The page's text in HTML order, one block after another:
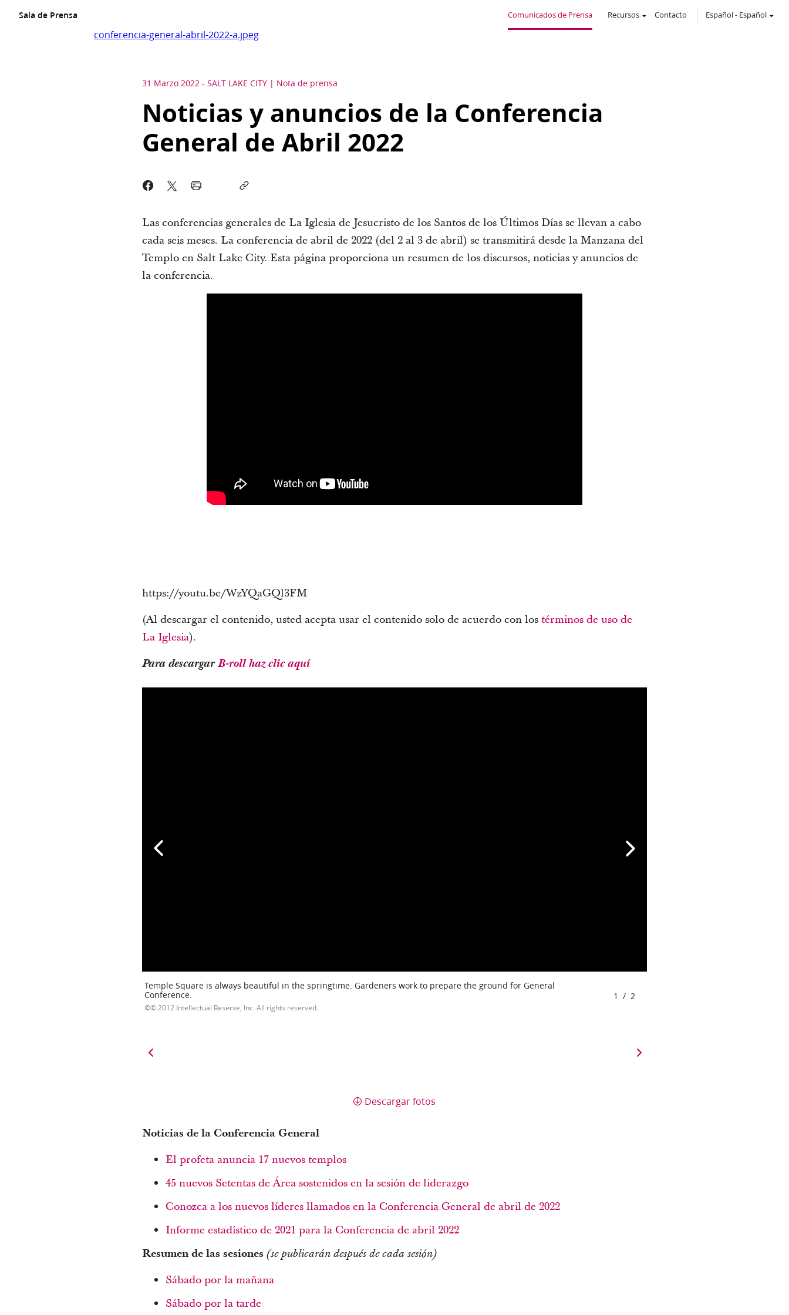
Sala de Prensa Comunicados de Prensa Recursos Contacto Español- Español
conferencia-general-abril-2022-a.jpeg
31 Marzo 2022 - SALT LAKE CITY Nota de prensa
Noticias y anuncios de la Conferencia
General de Abril 2022
Las conferencias generales de La Iglesia de Jesucristo de los Santos de los Últimos Días se llevan a cabo
cada seis meses. La conferencia de abril de 2022 (del 2 al 3 de abril) se transmitirá desde la Manzana del
Templo en Salt Lake City. Esta página proporciona un resumen de los discursos, noticias y anuncios de
la conferencia.
https://youtu.be/WzYQaGQl3FM
(Al descargar el contenido, usted acepta usar el contenido solo de acuerdo con los términos de uso de
La Iglesia).
Para descargarB-roll haz clic aquí
Temple Square is always beautiful in the springtime. Gardeners work to prepare the ground for General
Conference.
© 2012 Intellectual Reserve, Inc. All rights reserved.
1 / 2
Descargar fotos
Noticias de la Conferencia General
El profeta anuncia 17 nuevos templos
45 nuevos Setentas de Área sostenidos en la sesión de liderazgo
Conozca a los nuevos líderes llamados en la Conferencia General de abril de 2022
Informe estadístico de 2021 para la Conferencia de abril 2022
Resumen de las sesiones (se publicarán después de cada sesión)
Sábado por la mañana
Sábado por la tarde